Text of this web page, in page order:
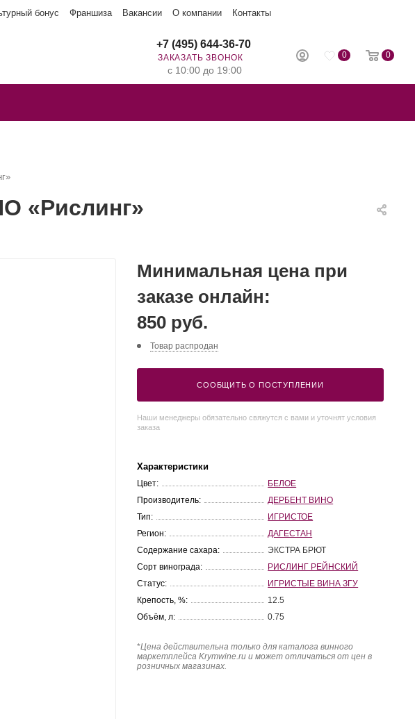
бонус Франшиза Вакансии О компании Контакты
0 0
+7 (495) 644-36-70
ЗАКАЗАТЬ ЗВОНОК
с 10:00 до 19:00
«Рислинг»
Минимальная цена при
заказе онлайн:
850 руб.
Товар распродан
СООБЩИТЬ О ПОСТУПЛЕНИИ
Наши менеджеры обязательно свяжутся с вами и уточнят условия
заказа
Характеристики
Цвет:
БЕЛОЕ
Производитель:
ДЕРБЕНТ ВИНО
Тип:
ИГРИСТОЕ
Регион:
ДАГЕСТАН
Содержание сахара:
ЭКСТРА БРЮТ
Сорт винограда:
РИСЛИНГ РЕЙНСКИЙ
Статус:
ИГРИСТЫЕ ВИНА ЗГУ
Крепость, %:
12.5
Объём, л:
0.75
*Цена действительна только для каталога винного
маркетплейса Krymwine.ru и может отличаться от цен в
розничных магазинах.